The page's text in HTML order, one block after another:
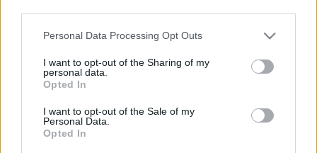
Please note that this website/app uses one or more Google
not limited to your visit or usage behaviour. You may click to
grant or deny consent to Google and its third-party tags to
use your data for below specified purposes in below Google
consent section.
Personal Data Processing Opt Outs
I want to opt-out of the Sharing of my
personal data.
Opted In
I want to opt-out of the Sale of my
Personal Data.
Opted In
Mindkét fél elégedett. A mérnöki és gyártási
innováció iránt elkötelezett McLaren kiemelte, hogy
tervezhetők és gyárthatók összetett szerkezetek,
miközben tömegük tovább csökkenthető, az ellátási